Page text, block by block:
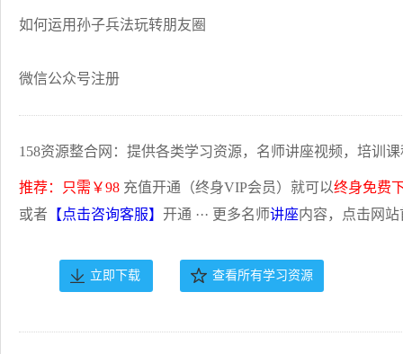
如何运用孙子兵法玩转朋友圈
微信公众号注册
158资源整合网：提供各类学习资源，名师讲座视频，培训
推荐：只需￥98 充值开通（终身VIP会员）就可以终身免费
或者 【点击咨询客服】 开通 ··· 更多名师讲座内容，点击网
立即下载 查看所有学习资源